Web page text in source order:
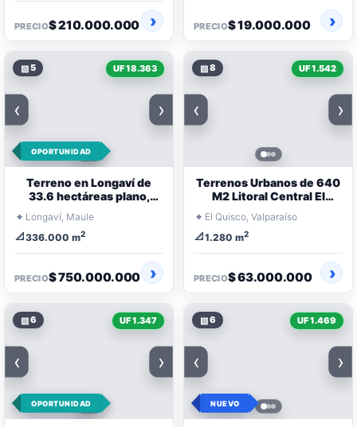
PRECIO$ 210.000.000 PRECIO$ 19.000.000
▧5 UF 18.363
OPORTUNIDAD
‹ ›
Terreno en Longaví de
33.6 hectáreas plano,
agua potable.
⌖ Longaví, Maule
📐336.000 m2
PRECIO$ 750.000.000
▧8 UF 1.542
‹ ›
Terrenos Urbanos de 640
M2 Litoral Central El
Quisco
⌖ El Quisco, Valparaíso
📐1.280 m2
PRECIO$ 63.000.000
▧6 UF 1.347
OPORTUNIDAD
‹ ›
▧6 UF 1.469
NUEVO
‹ ›